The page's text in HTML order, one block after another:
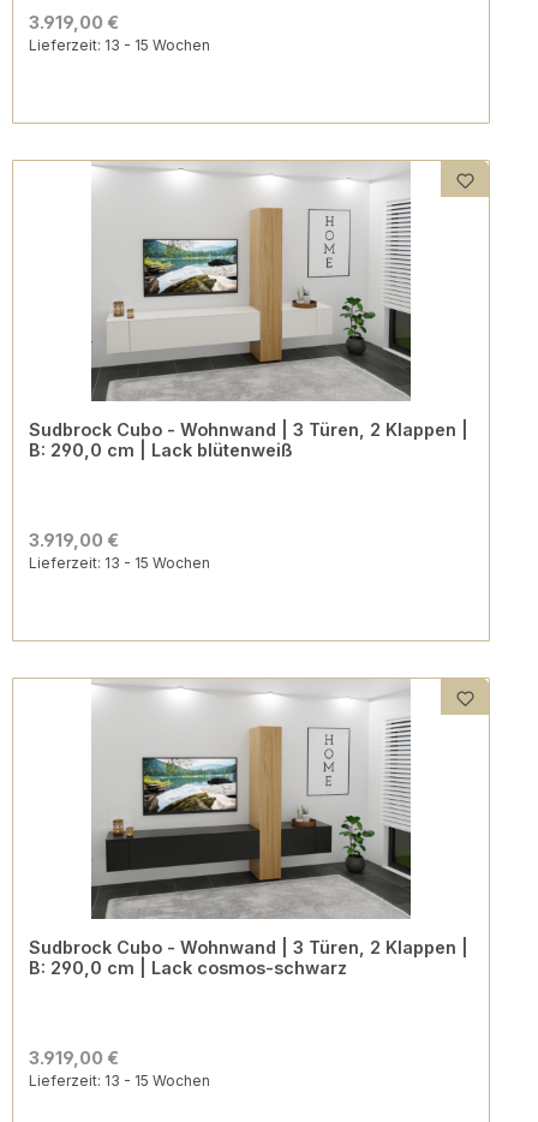
3.919,00 €
Lieferzeit: 13 - 15 Wochen
Sudbrock Cubo - Wohnwand | 3 Türen, 2 Klappen |
B: 290,0 cm | Lack blütenweiß
3.919,00 €
Lieferzeit: 13 - 15 Wochen
Sudbrock Cubo - Wohnwand | 3 Türen, 2 Klappen |
B: 290,0 cm | Lack cosmos-schwarz
3.919,00 €
Lieferzeit: 13 - 15 Wochen